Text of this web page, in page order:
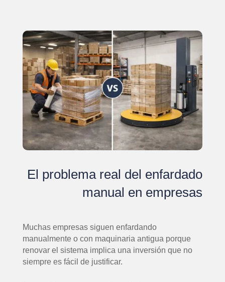
El problema real del enfardado
manual en empresas
Muchas empresas siguen enfardando
manualmente o con maquinaria antigua porque
renovar el sistema implica una inversión que no
siempre es fácil de justificar.